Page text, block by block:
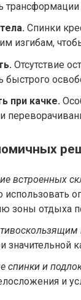
Спинки
изгибам,
Отсутствие
при качке.
встроенных
зоны отдыха
значительной
спинки и
и